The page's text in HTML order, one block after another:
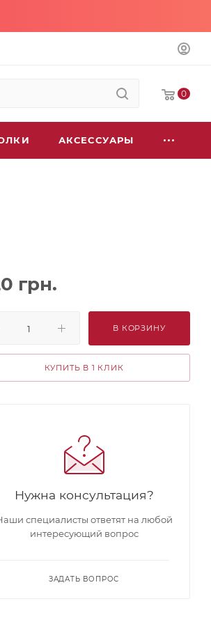
0
АКСЕССУАРЫ
грн.
В КОРЗИНУ
КУПИТЬ В 1 КЛИК
Нужна консультация?
специалисты ответят на любой
интересующий вопрос
ЗАДАТЬ ВОПРОС